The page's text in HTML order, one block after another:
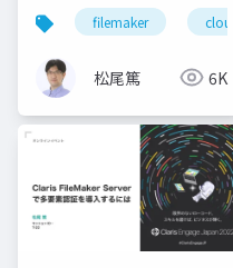
Cloud に接続する際に
知っておきたいポイン
ト
filemaker cloud
松尾篤 6K